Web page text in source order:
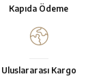
Kapıda Ödeme
Uluslararası Kargo